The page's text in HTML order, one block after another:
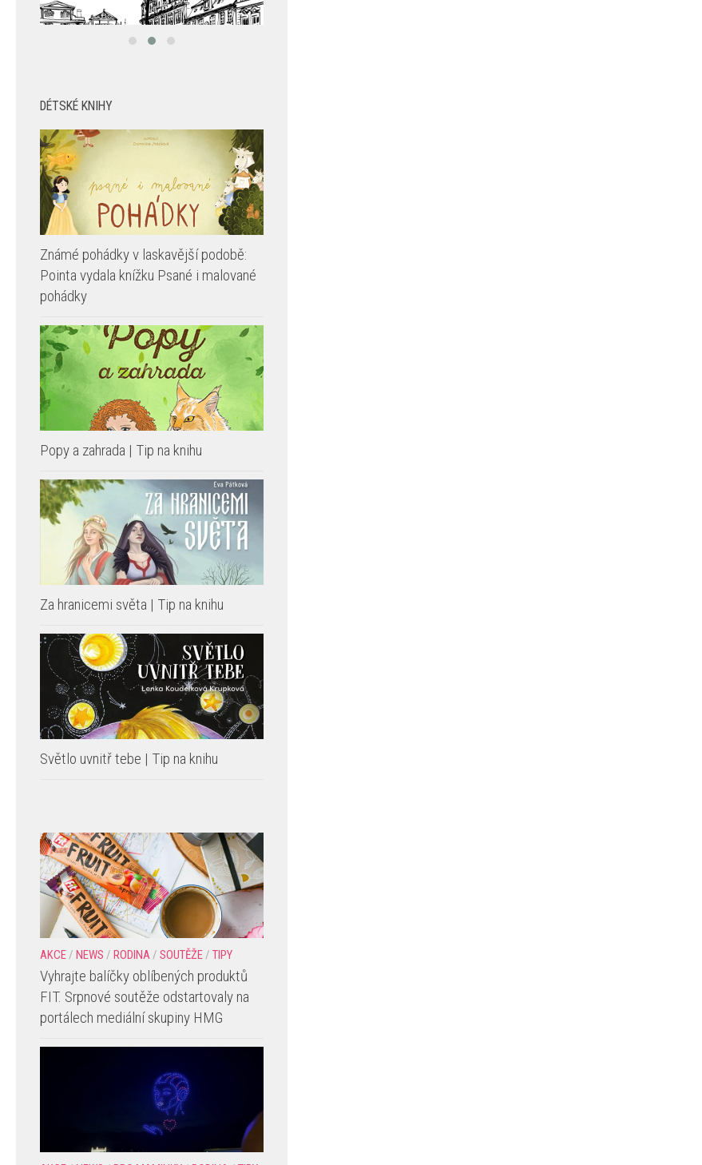
DÉTSKÉ KNIHY
Známé pohádky v laskavější podobě:
Pointa vydala knížku Psané i malované
pohádky
Popy a zahrada | Tip na knihu
Za hranicemi světa | Tip na knihu
Světlo uvnitř tebe | Tip na knihu
AKCE/ NEWS / RODINA/ SOUTĚŽE/ TIPY
Vyhrajte balíčky oblíbených produktů
FIT. Srpnové soutěže odstartovaly na
portálech mediální skupiny HMG